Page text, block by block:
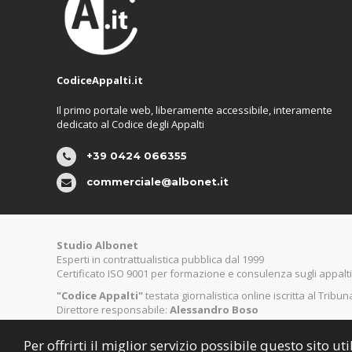
Per offrirti il miglior servizio possibile questo sito
CodiceAppalti.it
Il primo portale web, liberamente accessibile, interamente
dedicato al Codice degli Appalti
+39 0424 066355
commerciale@albonet.it
Studio Albonet
Esperti in contrattualistica pubblica dal 1999
Certificato ISO 9001 per formazione e consulenza sugli appalti
"Codice Appalti"testata giornalistica online iscritta al
Direttore responsabile: Alessandro Boso